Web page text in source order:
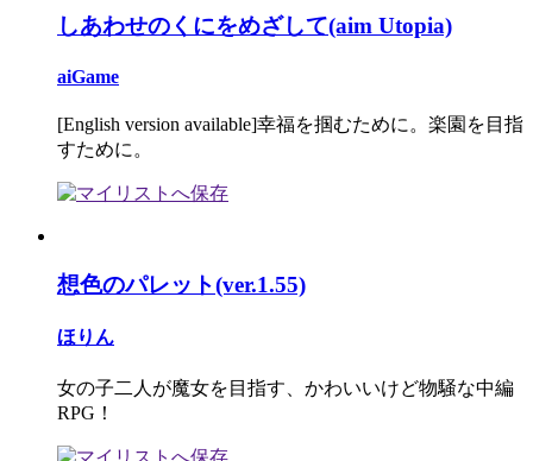
しあわせのくにをめざして(aim Utopia)
aiGame
[English version available]幸福を掴むために。楽園を目指
すために。
想色のパレット(ver.1.55)
ほりん
女の子二人が魔女を目指す、かわいいけど物騒な中編
RPG！